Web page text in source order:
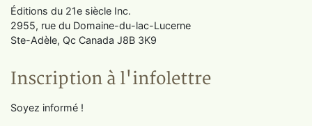
Éditions du 21e siècle Inc.
2955, rue du Domaine-du-lac-Lucerne
Ste-Adèle, Qc Canada J8B 3K9
Inscription à l'infolettre
Soyez informé !